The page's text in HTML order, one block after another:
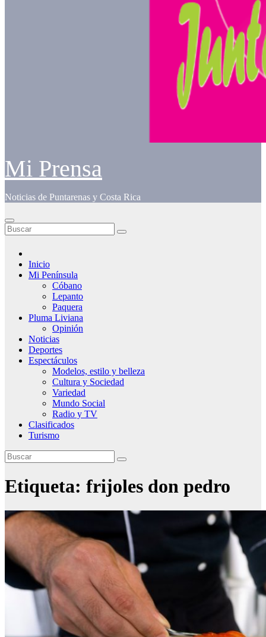
Mi Prensa
Noticias de Puntarenas y Costa Rica
Inicio
Mi Península
Cóbano
Lepanto
Paquera
Pluma Liviana
Opinión
Noticias
Deportes
Espectáculos
Modelos, estilo y belleza
Cultura y Sociedad
Variedad
Mundo Social
Radio y TV
Clasificados
Turismo
Etiqueta: frijoles don pedro